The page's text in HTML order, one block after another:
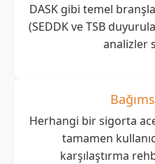
DASK gibi temel
(SEDDK ve TSB
analizler
Herhangi bir sigorta
tamamen
karşılaştırma